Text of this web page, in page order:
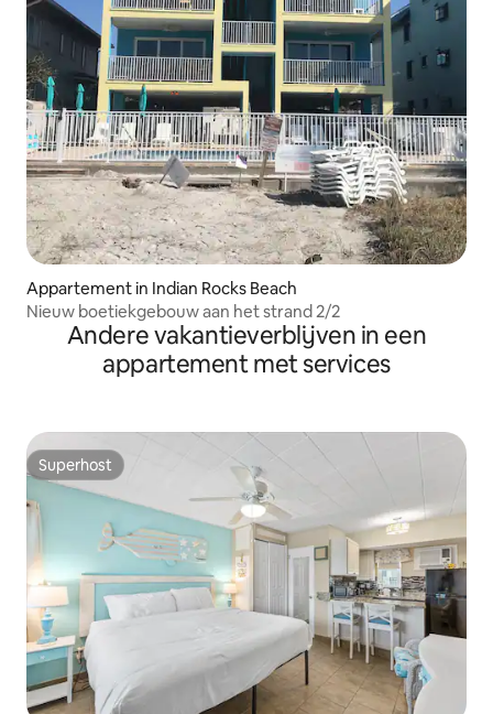
Appartement in Indian Rocks Beach
Nieuw boetiekgebouw aan het strand 2/2
Andere vakantieverblijven in een
appartement met services
Superhost
Superhost